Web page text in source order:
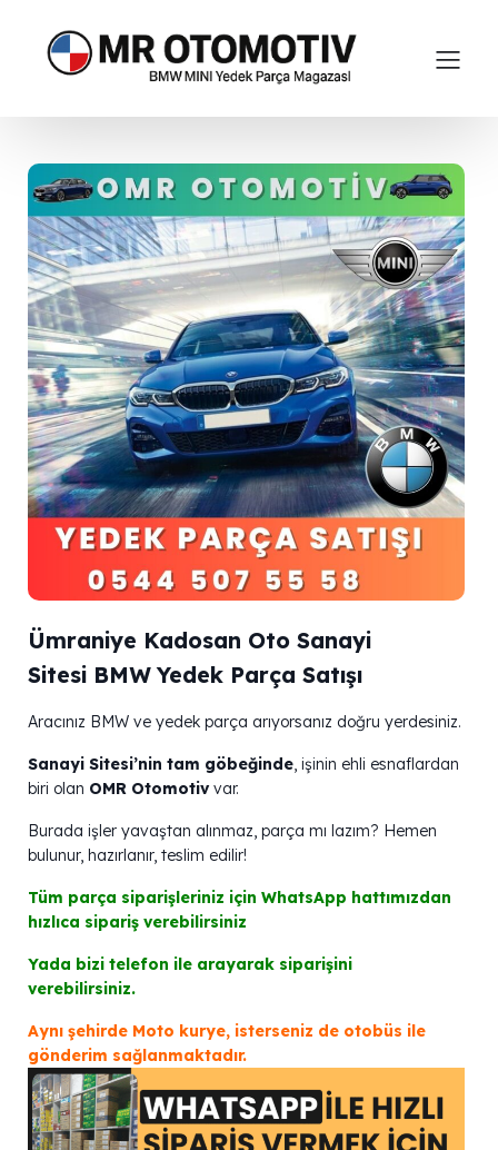
Ümraniye Kadosan Oto Sanayi
Sitesi BMW Yedek Parça Satışı
Aracınız BMW ve yedek parça arıyorsanız doğru yerdesiniz.
Sanayi Sitesi’nin tam göbeğinde, işinin ehli esnaflardan
biri olan OMR Otomotivvar.
Burada işler yavaştan alınmaz, parça mı lazım? Hemen
bulunur, hazırlanır, teslim edilir!
Tüm parça siparişleriniz için WhatsApp hattımızdan
hızlıca sipariş verebilirsiniz
Yada bizi telefon ile arayarak siparişini
verebilirsiniz.
Aynı şehirde Moto kurye, isterseniz de otobüs ile
gönderim sağlanmaktadır.